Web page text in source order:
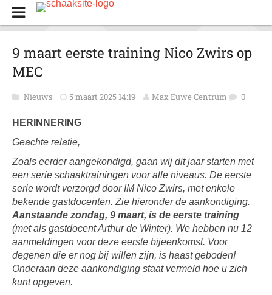
9 maart eerste training Nico Zwirs op
MEC
Nieuws 5 maart 2025 14:19 Max Euwe Centrum 0
HERINNERING
Geachte relatie,
Zoals eerder aangekondigd, gaan wij dit jaar starten met
een serie schaaktrainingen voor alle niveaus. De eerste
serie wordt verzorgd door IM Nico Zwirs, met enkele
bekende gastdocenten. Zie hieronder de aankondiging.
Aanstaande zondag, 9 maart, is de eerste training
(met als gastdocent Arthur de Winter). We hebben nu 12
aanmeldingen voor deze eerste bijeenkomst. Voor
degenen die er nog bij willen zijn, is haast geboden!
Onderaan deze aankondiging staat vermeld hoe u zich
kunt opgeven.